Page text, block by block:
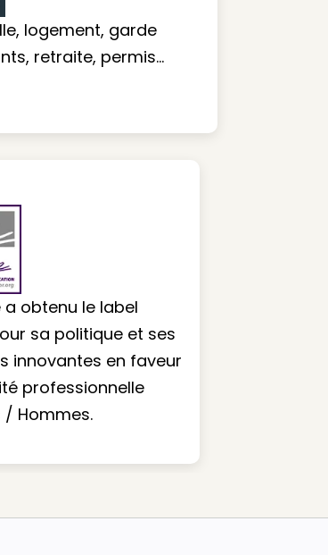
logement, garde
retraite, permis…
a obtenu le label
sa politique et ses
innovantes en faveur
professionnelle
/ Hommes.